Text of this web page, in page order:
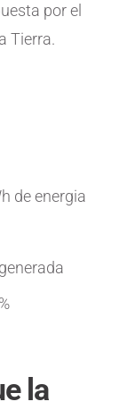
por el
Tierra.
de energia
la